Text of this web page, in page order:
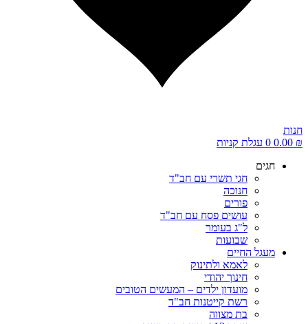
חנות
0.00 ₪
0 עגלת קניות
חגים
חגי תשרי עם חב"ד
חנוכה
פורים
עושים פסח עם חב"ד
ל"ג בעומר
שבועות
מעגל החיים
לאמא ולתינוק
חינוך יהודי
מועדון ילדים – המעשים הטובים
רשת קייטנות חב"ד
בת מצווה